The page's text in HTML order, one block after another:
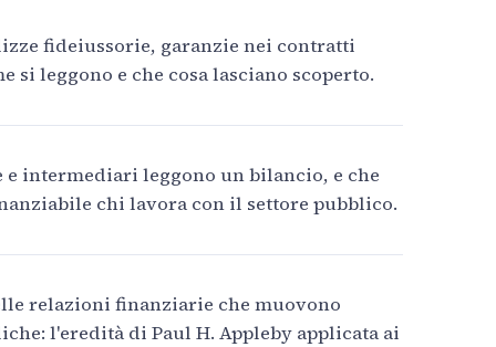
fideiussorie, garanzie nei contratti
si leggono e che cosa lasciano scoperto.
e intermediari leggono un bilancio, e che
chi lavora con il settore pubblico.
relazioni finanziarie che muovono
l'eredità di Paul H. Appleby applicata ai